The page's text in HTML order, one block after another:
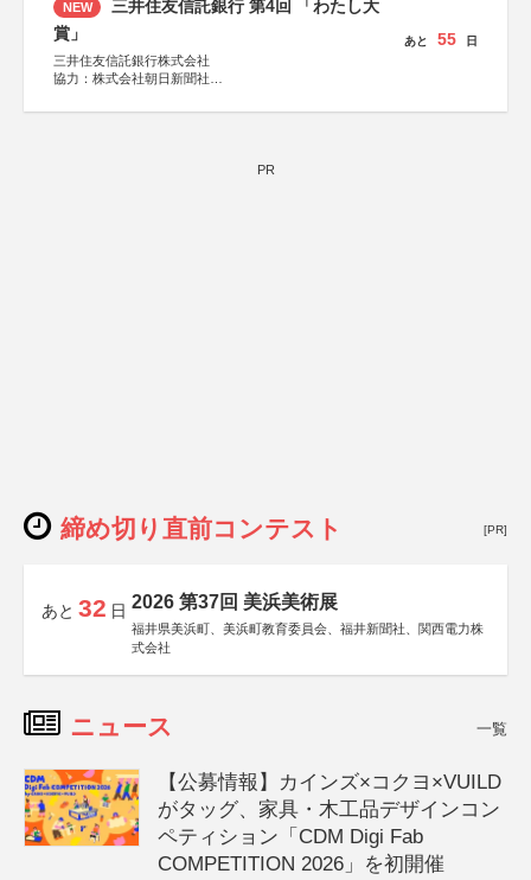
NEW
三井住友信託銀行 第4回 「わたし大
賞」
三井住友信託銀行株式会社
協力：株式会社朝日新聞社
あと 55 日
PR
締め切り直前コンテスト [PR]
あと 32 日 2026 第37回 美浜美術展
福井県美浜町、美浜町教育委員会、福井新聞社、関西電力株
式会社
ニュース 一覧
【公募情報】カインズ×コクヨ×VUILD
がタッグ、家具・木工品デザインコン
ペティション「CDM Digi Fab
COMPETITION 2026」を初開催